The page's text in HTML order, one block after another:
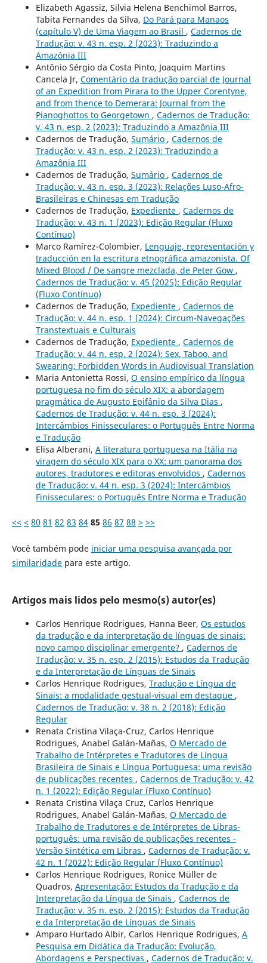
Elizabeth Agassiz, Silvia Helena Benchimol Barros,
Tabita Fernandes da Silva, Do Pará para Manaos
(capítulo V) de Uma Viagem ao Brasil , Cadernos de
Tradução: v. 43 n. esp. 2 (2023): Traduzindo a
Amazônia III
Antônio Sérgio da Costa Pinto, Joaquim Martins
Cancela Jr, Comentário da tradução parcial de Journal
of an Expedition from Pirara to the Upper Corentyne,
and from thence to Demerara: Journal from the
Pianoghottos to Georgetown , Cadernos de Tradução:
v. 43 n. esp. 2 (2023): Traduzindo a Amazônia III
Cadernos de Tradução, Sumário , Cadernos de
Tradução: v. 43 n. esp. 2 (2023): Traduzindo a
Amazônia III
Cadernos de Tradução, Sumário , Cadernos de
Tradução: v. 43 n. esp. 3 (2023): Relações Luso-Afro-
Brasileiras e Chinesas em Tradução
Cadernos de Tradução, Expediente , Cadernos de
Tradução: v. 43 n. 1 (2023): Edição Regular (Fluxo
Contínuo)
Marco Ramírez-Colombier, Lenguaje, representación y
traducción en la escritura etnográfica amazonista. Of
Mixed Blood / De sangre mezclada, de Peter Gow ,
Cadernos de Tradução: v. 45 (2025): Edição Regular
(Fluxo Contínuo)
Cadernos de Tradução, Expediente , Cadernos de
Tradução: v. 44 n. esp. 1 (2024): Circum-Navegações
Transtextuais e Culturais
Cadernos de Tradução, Expediente , Cadernos de
Tradução: v. 44 n. esp. 2 (2024): Sex, Taboo, and
Swearing: Forbidden Words in Audiovisual Translation
Maria Antonietta Rossi, O ensino empírico da língua
portuguesa no fim do século XIX: a abordagem
pragmática de Augusto Epifânio da Silva Dias ,
Cadernos de Tradução: v. 44 n. esp. 3 (2024):
Intercâmbios Finisseculares: o Português Entre Norma
e Tradução
Elisa Alberani, A literatura portuguesa na Itália na
viragem do século XIX para o XX: um panorama dos
autores, tradutores e editoras envolvidos , Cadernos
de Tradução: v. 44 n. esp. 3 (2024): Intercâmbios
Finisseculares: o Português Entre Norma e Tradução
<< < 80 81 82 83 84 85 86 87 88 > >>
Você também pode iniciar uma pesquisa avançada por
similaridadepara este artigo.
Artigos mais lidos pelo mesmo(s) autor(es)
Carlos Henrique Rodrigues, Hanna Beer, Os estudos
da tradução e da interpretação de línguas de sinais:
novo campo disciplinar emergente? , Cadernos de
Tradução: v. 35 n. esp. 2 (2015): Estudos da Tradução
e da Interpretação de Línguas de Sinais
Carlos Henrique Rodrigues, Tradução e Língua de
Sinais: a modalidade gestual-visual em destaque ,
Cadernos de Tradução: v. 38 n. 2 (2018): Edição
Regular
Renata Cristina Vilaça-Cruz, Carlos Henrique
Rodrigues, Anabel Galán-Mañas, O Mercado de
Trabalho de Intérpretes e Tradutores de Língua
Brasileira de Sinais e Língua Portuguesa: uma revisão
de publicações recentes , Cadernos de Tradução: v. 42
n. 1 (2022): Edição Regular (Fluxo Contínuo)
Renata Cristina Vilaça Cruz, Carlos Henrique
Rodrigues, Anabel Galán-Mañas, O Mercado de
Trabalho de Tradutores e de Intérpretes de Libras-
português: uma revisão de publicações recentes -
Versão Sintética em Libras , Cadernos de Tradução: v.
42 n. 1 (2022): Edição Regular (Fluxo Contínuo)
Carlos Henrique Rodrigues, Ronice Müller de
Quadros, Apresentação: Estudos da Tradução e da
Interpretação da Língua de Sinais , Cadernos de
Tradução: v. 35 n. esp. 2 (2015): Estudos da Tradução
e da Interpretação de Línguas de Sinais
Amparo Hurtado Albir, Carlos Henrique Rodrigues, A
Pesquisa em Didática da Tradução: Evolução,
Abordagens e Perspectivas , Cadernos de Tradução: v.